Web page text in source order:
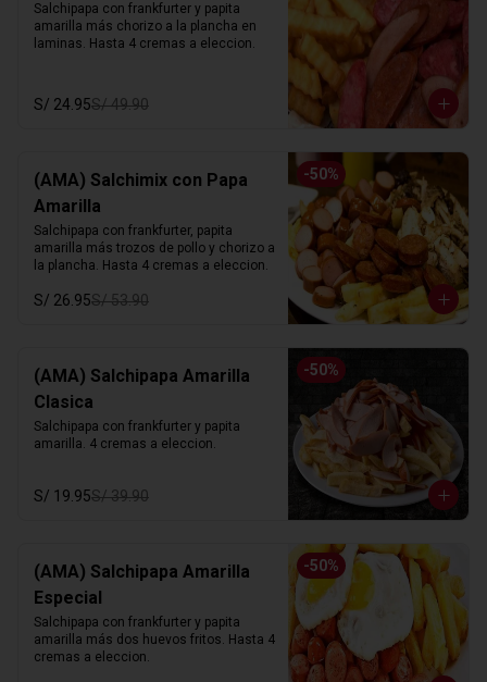
Salchipapa con frankfurter y papita
amarilla más chorizo a la plancha en
laminas. Hasta 4 cremas a eleccion.
S/ 24.95S/ 49.90
-50%
(AMA) Salchimix con Papa
Amarilla
Salchipapa con frankfurter, papita
amarilla más trozos de pollo y chorizo a
la plancha. Hasta 4 cremas a eleccion.
S/ 26.95S/ 53.90
-50%
(AMA) Salchipapa Amarilla
Clasica
Salchipapa con frankfurter y papita
amarilla. 4 cremas a eleccion.
S/ 19.95S/ 39.90
-50%
(AMA) Salchipapa Amarilla
Especial
Salchipapa con frankfurter y papita
amarilla más dos huevos fritos. Hasta 4
cremas a eleccion.